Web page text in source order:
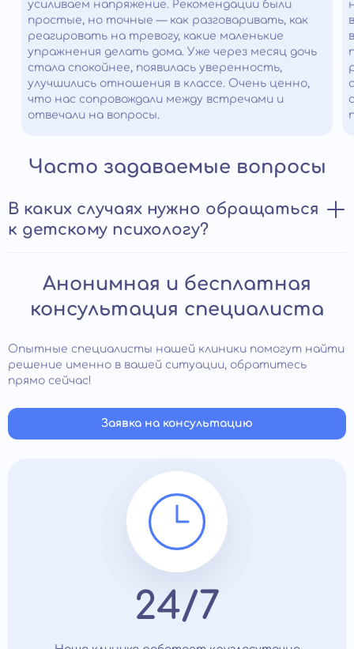
усиливаем напряжение. Рекомендации были
простые, но точные — как разговаривать, как
реагировать на тревогу, какие маленькие
упражнения делать дома. Уже через месяц дочь
стала спокойнее, появилась уверенность,
улучшились отношения в классе. Очень ценно,
что нас сопровождали между встречами и
отвечали на вопросы.
Часто задаваемые вопросы
В каких случаях нужно обращаться
к детскому психологу?
наладить отношения с ровесниками, родителями;
определить индивидуальные особенности и
способности ребенка.
Помощь специалиста актуальна, если дети страдают
от ночных кошмаров, тревожного сна, плохого
аппетита, эмоциональной нестабильности, вредных
привычек. Рекомендуется обратиться в клинику, если
обнаружили у ребенка задержки в развитие или
Анонимная и бесплатная
консультация специалиста
Опытные специалисты нашей клиники помогут найти
решение именно в вашей ситуации, обратитесь
прямо сейчас!
Заявка на консультацию
24/7